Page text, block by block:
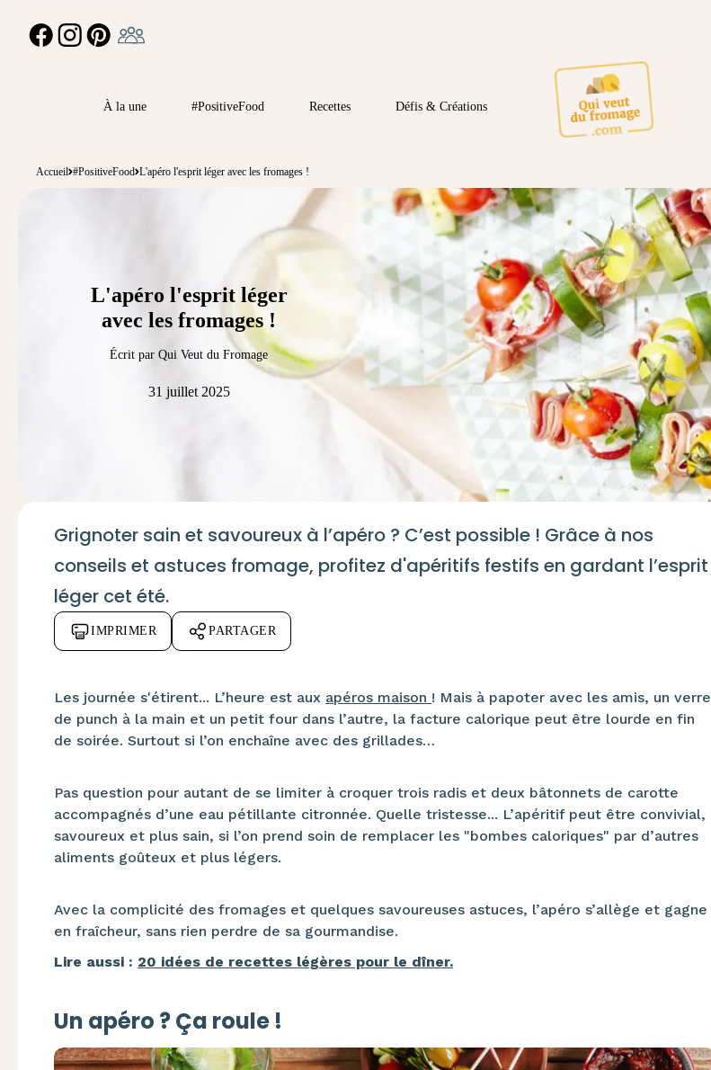
FACEBOOKINSTAGRAMPINTEREST
À la une #PositiveFood Recettes Défis & Créations
Accueil #PositiveFood L'apéro l'esprit léger avec les fromages !
L'apéro l'esprit léger
avec les fromages !
Écrit par Qui Veut du Fromage
31 juillet 2025
Grignoter sain et savoureux à l’apéro ? C’est possible ! Grâce à nos
conseils et astuces fromage, profitez d'apéritifs festifs en gardant l’esprit
léger cet été.
IMPRIMER PARTAGER
Les journée s'étirent... L’heure est aux apéros maison ! Mais à papoter avec les amis, un verre
de punch à la main et un petit four dans l’autre, la facture calorique peut être lourde en fin
de soirée. Surtout si l’on enchaîne avec des grillades…
Pas question pour autant de se limiter à croquer trois radis et deux bâtonnets de carotte
accompagnés d’une eau pétillante citronnée. Quelle tristesse... L’apéritif peut être convivial,
savoureux et plus sain, si l’on prend soin de remplacer les "bombes caloriques" par d’autres
aliments goûteux et plus légers.
Avec la complicité des fromages et quelques savoureuses astuces, l’apéro s’allège et gagne
en fraîcheur, sans rien perdre de sa gourmandise.
Lire aussi : 20 idées de recettes légères pour le dîner.
Un apéro ? Ça roule !